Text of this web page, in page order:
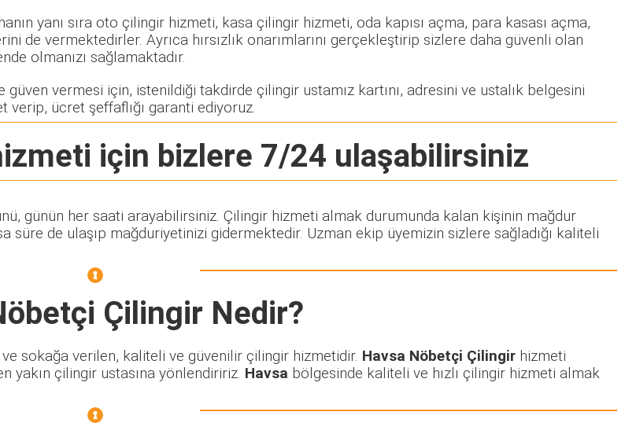
yanı sıra oto çilingir hizmeti, kasa çilingir hizmeti, oda kapısı açma, para kasası açma,
vermektedirler. Ayrıca hırsızlık onarımlarını gerçekleştirip sizlere daha güvenli olan
olmanızı sağlamaktadır.
vermesi için, istenildiği takdirde çilingir ustamız kartını, adresini ve ustalık belgesini
ücret şeffaflığı garanti ediyoruz.
için bizlere 7/24 ulaşabilirsiniz
günün her saati arayabilirsiniz. Çilingir hizmeti almak durumunda kalan kişinin mağdur
de ulaşıp mağduriyetinizi gidermektedir. Uzman ekip üyemizin sizlere sağladığı kaliteli
Çilingir Nedir?
sokağa verilen, kaliteli ve güvenilir çilingir hizmetidir. Havsa Nöbetçi Çilingir hizmeti
yakın çilingir ustasına yönlendiririz. Havsa bölgesinde kaliteli ve hızlı çilingir hizmeti almak